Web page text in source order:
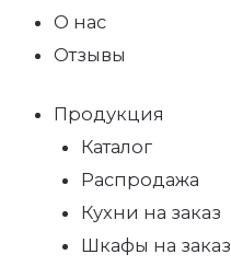
О нас
Отзывы
Продукция
Каталог
Распродажа
Кухни на заказ
Шкафы на заказ